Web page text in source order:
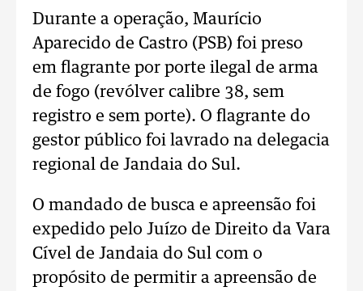
Durante a operação, Maurício
Aparecido de Castro (PSB) foi preso
em flagrante por porte ilegal de arma
de fogo (revólver calibre 38, sem
registro e sem porte). O flagrante do
gestor público foi lavrado na delegacia
regional de Jandaia do Sul.
O mandado de busca e apreensão foi
expedido pelo Juízo de Direito da Vara
Cível de Jandaia do Sul com o
propósito de permitir a apreensão de